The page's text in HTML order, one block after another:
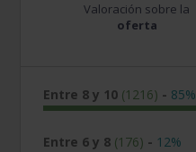
Valoración sobre la
oferta
Entre 8 y 10 (1216) - 85%
Entre 6 y 8 (176) - 12%